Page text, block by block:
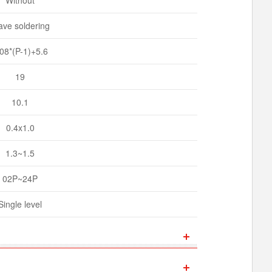
soldering
1)+5.6
19
10.1
0.4x1.0
1.3~1.5
02P~24P
level